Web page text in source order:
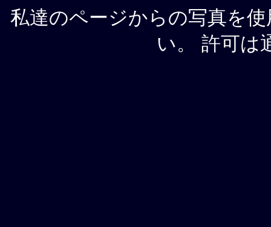
私達のページからの写真を
い。 許可は